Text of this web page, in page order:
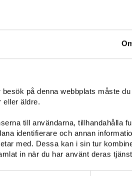
besök på denna webbplats måste
eller äldre.
till användarna, tillhandahålla
identifierare och annan
med. Dessa kan i sin tur
in när du har använt deras